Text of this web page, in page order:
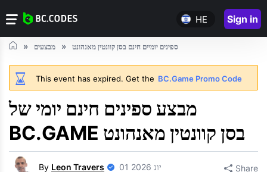
HE Sign in
מבצעים ספינים יומיים חינם בסן קוונטין מאנהונט
This event has expired. Get the BC.Game Promo Code
מבצע ספינים חינם יומי של
BC.GAME בסן קוונטין מאנהונט
By Leon Travers 01 יונ 2026 Share